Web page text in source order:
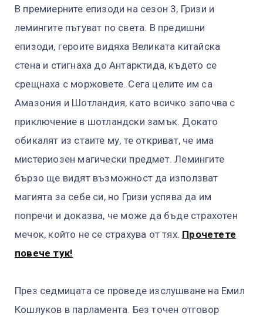
В премиерните епизоди на сезон 3, Гризи и
лемингите пътуват по света. В предишни
епизоди, героите видяха Великата китайска
стена и стигнаха до Антарктида, където се
срещнаха с моржовете. Сега целите им са
Амазония и Шотландия, като всичко започва с
приключение в шотландски замък. Докато
обикалят из стаите му, те откриват, че има
мистериозен магически предмет. Лемингите
бързо ще видят възможност да използват
магията за себе си, но Гризи успява да им
попречи и доказва, че може да бъде страхотен
мечок, който не се страхува от тях. Прочетете
повече тук!
През седмицата се проведе изслушване на Емил
Кошлуков в парламента. Без точен отговор